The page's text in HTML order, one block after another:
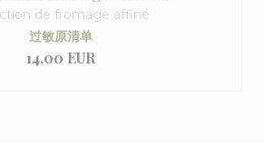
de fromage affiné
过敏原清单
14,00 EUR